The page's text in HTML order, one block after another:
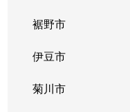
裾野市
伊豆市
菊川市